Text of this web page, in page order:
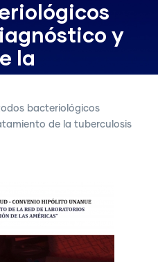
y
la
bacteriológicos
de la tuberculosis